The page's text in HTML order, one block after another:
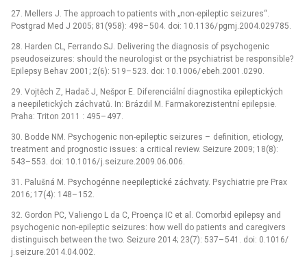
27. Mel­lers J. The approach to patients with „non-epileptic seizures“.
Postgrad Med J 2005; 81(958): 498–504. doi: 10.1136/pgmj.2004.029785.
28. Harden CL, Fer­rando SJ. Deliver­­ing the dia­g­nosis of psychogenic
pseudoseizures: should the neurologist or the psychiatrist be responsible?
Epilepsy Behav 2001; 2(6): 519–523. doi: 10.1006/ebeh.2001.0290.
29. Vojtěch Z, Hadač J, Nešpor E. Diferenciální dia­gnostika epileptických
a neepiletických záchvatů. In: Brázdil M. Farmakorezistentní epilepsie.
Praha: Triton 2011 : 495– 497.
30. Bodde NM. Psychogenic non-epileptic seizures – definition, etiology,
treatment and prognostic is­sues: a critical review. Seizure 2009; 18(8):
543–553. doi: 10.1016/j.seizure.2009.06.006.
31. Palušná M. Psychogén­ne neepileptické záchvaty. Psychiatrie pre Prax
2016; 17(4): 148– 152.
32. Gordon PC, Valiengo L da C, Proença IC et al. Comorbid epilepsy and
psychogenic non-epileptic seizures: how well do patients and caregivers
distinguisch between the two. Seizure 2014; 23(7): 537–541. doi: 0.1016/
j.seizure.2014.04.002.